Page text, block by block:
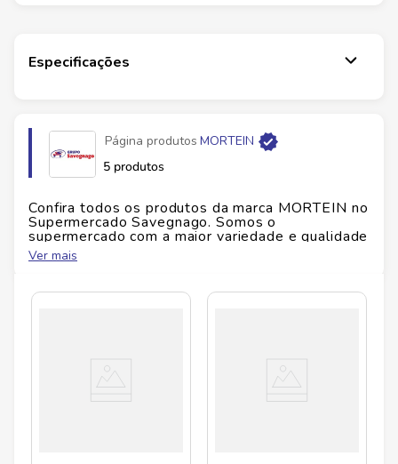
semanas.
Especificações
Página produtos MORTEIN
5 produtos
Confira todos os produtos da marca MORTEIN no
Supermercado Savegnago. Somos o
supermercado com a maior variedade e qualidade
do Brasil!
de produtos MORTEIN, confira abaixo:
Ver mais